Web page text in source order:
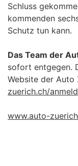
Schluss
kommenden
Schutz tun kann.
Das Team der
sofort entgegen.
Website der Auto
zuerich.ch/
www.auto-